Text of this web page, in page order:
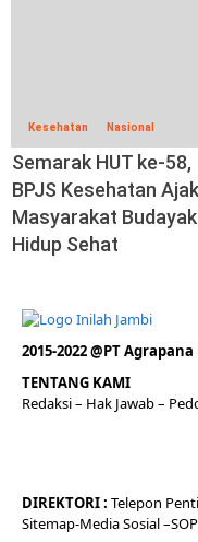
Kesehatan Nasional
Semarak HUT ke-58,
BPJS Kesehatan Ajak
Masyarakat
Hidup Sehat
2015-2022 @PT
TENTANG KAMI
Redaksi– Hak Jawab –
DIREKTORI: Telepon
Sitemap-Media Sosial –